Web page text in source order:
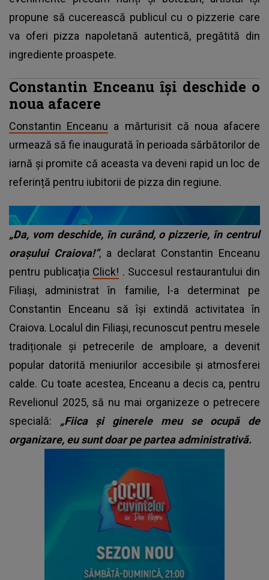
propune să cucerească publicul cu o pizzerie care
va oferi pizza napoletană autentică, pregătită din
ingrediente proaspete.
Constantin Enceanu își deschide o
noua afacere
Constantin Enceanu a mărturisit că noua afacere
urmează să fie inaugurată în perioada sărbătorilor de
iarnă și promite că aceasta va deveni rapid un loc de
referință pentru iubitorii de pizza din regiune.
„Da, vom deschide, în curând, o pizzerie, în centrul
orașului Craiova!”, a declarat Constantin Enceanu
pentru publicația Click! . Succesul restaurantului din
Filiași, administrat în familie, l-a determinat pe
Constantin Enceanu să își extindă activitatea în
Craiova. Localul din Filiași, recunoscut pentru mesele
tradiționale și petrecerile de amploare, a devenit
popular datorită meniurilor accesibile și atmosferei
calde. Cu toate acestea, Enceanu a decis ca, pentru
Revelionul 2025, să nu mai organizeze o petrecere
specială: „Fiica și ginerele meu se ocupă de
organizare, eu sunt doar pe partea administrativă.